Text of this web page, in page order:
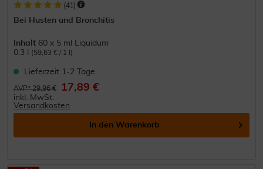
(41 )
Bei Husten und Bronchitis
Inhalt 60 x 5 ml Liquidum
0.3 l
(59,63 € / 1 l)
Lieferzeit 1-2 Tage
AVP* 29,96 € 17,89 €
inkl. MwSt.
Versandkosten
In den Warenkorb